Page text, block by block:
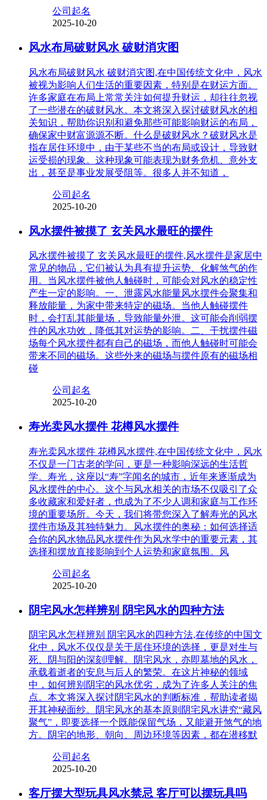
公司起名
2025-10-20
风水布局破财风水 破财消灾图
风水布局破财风水 破财消灾图,在中国传统文化中，风水
被视为影响人们生活的重要因素，特别是在财运方面。
许多家庭在布局上常常关注如何提升财运，却往往忽视
了一些潜在的破财风水。本文将深入探讨破财风水的相
关知识，帮助你识别和避免那些可能影响财运的布局，
确保家中财富源源不断。什么是破财风水？破财风水是
指在居住环境中，由于某些不当的布局或设计，导致财
运受损的现象。这种现象可能表现为财务危机、意外支
出，甚至是事业发展受阻等。很多人并不知道，
公司起名
2025-10-20
风水摆件被摸了 玄关风水最旺的摆件
风水摆件被摸了 玄关风水最旺的摆件,风水摆件是家居中
常见的物品，它们被认为具有提升运势、化解煞气的作
用。当风水摆件被他人触碰时，可能会对风水的稳定性
产生一定的影响。一、泄露风水能量风水摆件会聚集和
释放能量，为家中带来特定的磁场。当他人触碰摆件
时，会打乱其能量场，导致能量外泄。这可能会削弱摆
件的风水功效，降低其对运势的影响。二、干扰摆件磁
场每个风水摆件都有自己的磁场，而他人触碰时可能会
带来不同的磁场。这些外来的磁场与摆件原有的磁场相
碰
公司起名
2025-10-20
寿光卖风水摆件 花樽风水摆件
寿光卖风水摆件 花樽风水摆件,在中国传统文化中，风水
不仅是一门古老的学问，更是一种影响深远的生活哲
学。寿光，这座以“寿”字闻名的城市，近年来逐渐成为
风水摆件的中心。这个与风水相关的市场不仅吸引了众
多收藏家和爱好者，也成为了不少人调和家庭与工作环
境的重要场所。今天，我们将带您深入了解寿光的风水
摆件市场及其独特魅力。风水摆件的奥秘：如何选择适
合你的风水物品风水摆件作为风水学中的重要元素，其
选择和摆放直接影响到个人运势和家庭氛围。风
公司起名
2025-10-20
阴宅风水怎样辨别 阴宅风水的四种方法
阴宅风水怎样辨别 阴宅风水的四种方法,在传统的中国文
化中，风水不仅仅是关于居住环境的选择，更是对生与
死、阴与阳的深刻理解。阴宅风水，亦即墓地的风水，
承载着逝者的安息与后人的繁荣。在这片神秘的领域
中，如何辨别阴宅的风水优劣，成为了许多人关注的焦
点。本文将深入探讨阴宅风水的判断标准，帮助读者揭
开其神秘面纱。阴宅风水的基本原则阴宅风水讲究“藏风
聚气”，即要选择一个既能保留气场，又能避开煞气的地
方。阴宅的地形、朝向、周边环境等因素，都在潜移默
公司起名
2025-10-20
客厅摆大型玩具风水禁忌 客厅可以摆玩具吗